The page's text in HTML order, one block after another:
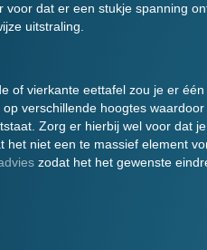
voor dat er een stukje spanning
uitstraling.
of vierkante eettafel zou je er
op verschillende hoogtes
Zorg er hierbij wel voor dat
het niet een te massief element
zodat het het gewenste